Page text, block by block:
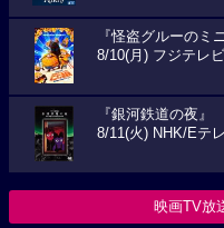
『怪盗グルーのミ
8/10(月) フジテレ
『銀河鉄道の夜』
8/11(火) NHK/Eテ
映画TV放